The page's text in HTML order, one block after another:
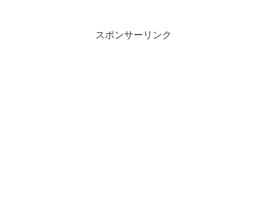
スポンサーリンク